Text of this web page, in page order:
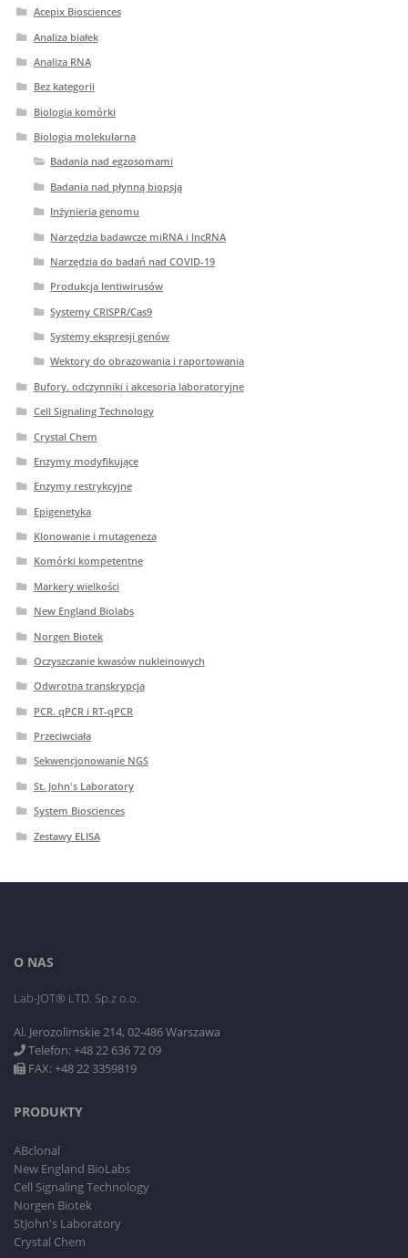
Acepix Biosciences
Analiza białek
Analiza RNA
Bez kategorii
Biologia komórki
Biologia molekularna
Badania nad egzosomami
Badania nad płynną biopsją
Inżynieria genomu
Narzędzia badawcze miRNA i lncRNA
Narzędzia do badań nad COVID-19
Produkcja lentiwirusów
Systemy CRISPR/Cas9
Systemy ekspresji genów
Wektory do obrazowania i raportowania
Bufory. odczynniki i akcesoria laboratoryjne
Cell Signaling Technology
Crystal Chem
Enzymy modyfikujące
Enzymy restrykcyjne
Epigenetyka
Klonowanie i mutageneza
Komórki kompetentne
Markery wielkości
New England Biolabs
Norgen Biotek
Oczyszczanie kwasów nukleinowych
Odwrotna transkrypcja
PCR. qPCR i RT-qPCR
Przeciwciała
Sekwencjonowanie NGS
St. John's Laboratory
System Biosciences
Zestawy ELISA
O NAS
Lab-JOT® LTD. Sp.z o.o.
Al. Jerozolimskie 214, 02-486 Warszawa
Telefon: +48 22 636 72 09
FAX: +48 22 3359819
PRODUKTY
ABclonal
New England BioLabs
Cell Signaling Technology
Norgen Biotek
StJohn's Laboratory
Crystal Chem